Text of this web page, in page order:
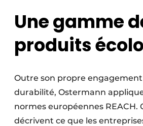
Une gamme
produits
Outre son propre
durabilité, Ostermann
normes européennes REACH.
décrivent ce que les